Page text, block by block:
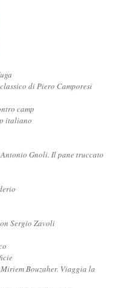
di Piero Camporesi
camp
italiano
Gnoli. Il pane truccato
Sergio Zavoli
Bouzaher. Viaggia la